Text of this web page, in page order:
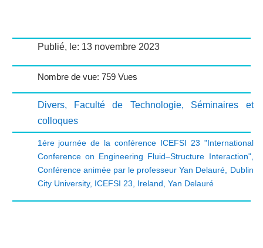
Publié, le: 13 novembre 2023
Nombre de vue: 759 Vues
Divers, Faculté de Technologie, Séminaires et
colloques
1ére journée de la conférence ICEFSI 23 "International
Conference on Engineering Fluid–Structure Interaction",
Conférence animée par le professeur Yan Delauré
Dublin
City University, ICEFSI 23 Ireland Yan Delauré